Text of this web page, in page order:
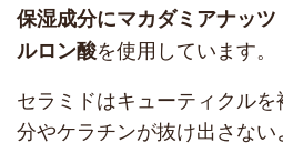
保湿成分にマカダミアナッ
ルロン酸を使用しています。
セラミドはキューティクル
分やケラチンが抜け出さない